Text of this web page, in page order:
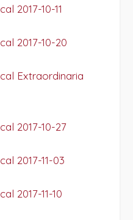
2017-10-11
2017-10-20
Extraordinaria
2017-10-27
2017-11-03
2017-11-10